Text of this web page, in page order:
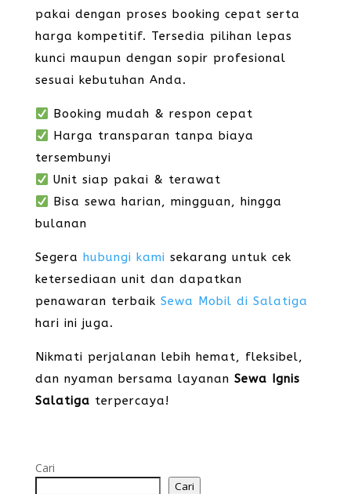
pakai dengan proses booking cepat serta
harga kompetitif. Tersedia pilihan lepas
kunci maupun dengan sopir profesional
sesuai kebutuhan Anda.
Booking mudah & respon cepat
Harga transparan tanpa biaya
tersembunyi
Unit siap pakai & terawat
Bisa sewa harian, mingguan, hingga
bulanan
Segera hubungi kami sekarang untuk cek
ketersediaan unit dan dapatkan
penawaran terbaik Sewa Mobil di Salatiga
hari ini juga.
Nikmati perjalanan lebih hemat, fleksibel,
dan nyaman bersama layanan Sewa Ignis
Salatiga terpercaya!
Cari
Cari